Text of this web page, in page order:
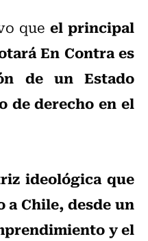
que el principal
En Contra es
de un Estado
de derecho en el
ideológica que
Chile, desde un
y el